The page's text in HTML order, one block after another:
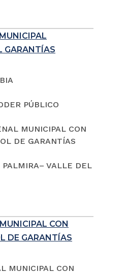
GARANTÍAS
PÚBLICO
MUNICIPAL CON
DE GARANTÍAS
VALLE DEL
CON
DE GARANTÍAS
MUNICIPAL CON